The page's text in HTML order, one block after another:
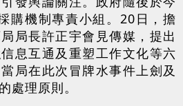
購機制專責小組。20日，擔
局長許正宇會見傳媒，提出
息互通及重塑工作文化等六
局在此次冒牌水事件上劍及
處理原則。